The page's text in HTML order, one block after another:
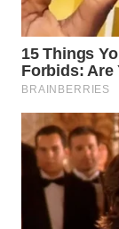
CIREBON
WN
INDRAMAYU
WN
KUNINGAN
WN
MAJALENGKA